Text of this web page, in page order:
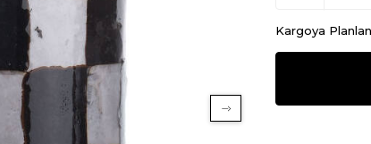
Kargoya